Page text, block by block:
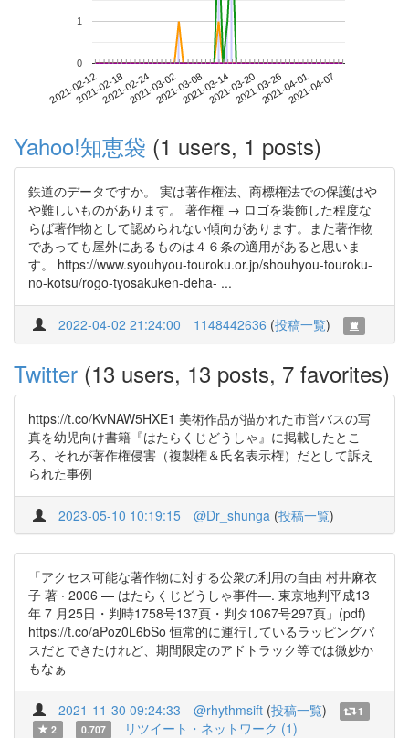
2021-02-122021-02-182021-02-242021-03-022021-03-082021-03-142021-03-202021-03-262021-04-012021-04-07
0
1
Yahoo!知恵袋 (1 users, 1 posts)
鉄道のデータですか。 実は著作権法、商標権法での保護はや
や難しいものがあります。 著作権 → ロゴを装飾した程度な
らば著作物として認められない傾向があります。また著作物
であっても屋外にあるものは４６条の適用があると思いま
す。 https://www.syouhyou-touroku.or.jp/shouhyou-touroku-
no-kotsu/rogo-tyosakuken-deha- ...
2022-04-02 21:24:00 1148442636 (投稿一覧)
Twitter (13 users, 13 posts, 7 favorites)
https://t.co/KvNAW5HXE1 美術作品が描かれた市営バスの写
真を幼児向け書籍『はたらくじどうしゃ』に掲載したとこ
ろ、それが著作権侵害（複製権＆氏名表示権）だとして訴え
られた事例
2023-05-10 10:19:15 @Dr_shunga (投稿一覧)
「アクセス可能な著作物に対する公衆の利用の自由 村井麻衣
子 著 · 2006 — はたらくじどうしゃ事件―. 東京地判平成13
年 7 月25日・判時1758号137頁・判タ1067号297頁」(pdf)
https://t.co/aPoz0L6bSo 恒常的に運行しているラッピングバ
スだとできたけれど、期間限定のアドトラック等では微妙か
もなぁ
2021-11-30 09:24:33 @rhythmsift (投稿一覧)
1
2
0.707 リツイート・ネットワーク (1)